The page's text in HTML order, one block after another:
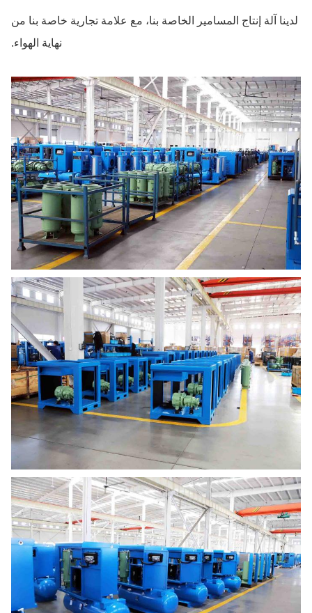
لدينا آلة إنتاج المسامير الخاصة بنا، مع علامة تجارية خاصة بنا من
نهاية الهواء.